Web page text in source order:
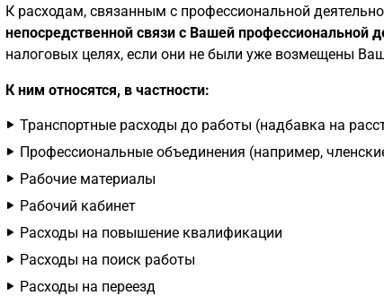
К расходам, связанным с профессиональной
непосредственной связи с Вашей профессиональной
налоговых целях, если они не были уже возмещены
К ним относятся, в частности:
Транспортные расходы до работы (надбавка на
Профессиональные объединения (например,
Рабочие материалы
Рабочий кабинет
Расходы на повышение квалификации
Расходы на поиск работы
Расходы на переезд